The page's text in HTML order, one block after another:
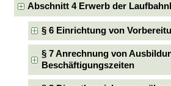
Abschnitt 4 Erwerb der
§ 6 Einrichtung von
§ 7 Anrechnung von
Beschäftigungszeiten